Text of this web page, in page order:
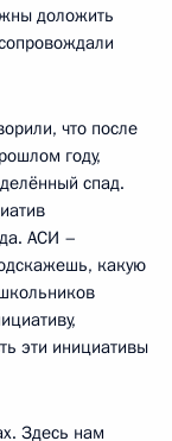
доложить
что после
году,
спад.
АСИ –
какую
эти инициативы
Здесь нам